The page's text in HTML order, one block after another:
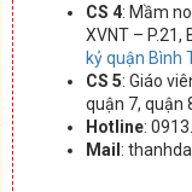
CS 4: Mầm
XVNT – P.21,
kỷ quận Bình
CS 5: Giáo
quận 7, quận
Hotline:
Mail :